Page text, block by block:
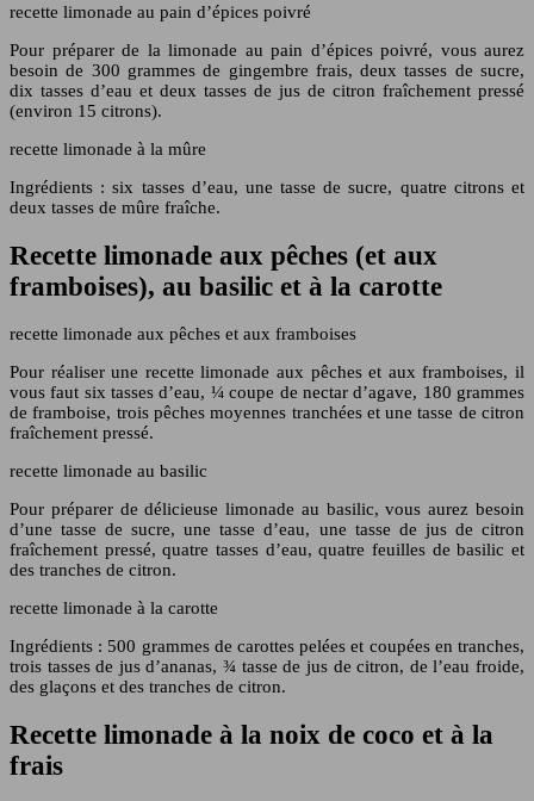
recette limonade au pain d’épices poivré
Pour préparer de la limonade au pain d’épices poivré, vous aurez
besoin de 300 grammes de gingembre frais, deux tasses de sucre,
dix tasses d’eau et deux tasses de jus de citron fraîchement pressé
(environ 15 citrons).
recette limonade à la mûre
Ingrédients : six tasses d’eau, une tasse de sucre, quatre citrons et
deux tasses de mûre fraîche.
Recette limonade aux pêches (et aux
framboises), au basilic et à la carotte
recette limonade aux pêches et aux framboises
Pour réaliser une recette limonade aux pêches et aux framboises, il
vous faut six tasses d’eau, ¼ coupe de nectar d’agave, 180 grammes
de framboise, trois pêches moyennes tranchées et une tasse de citron
fraîchement pressé.
recette limonade au basilic
Pour préparer de délicieuse limonade au basilic, vous aurez besoin
d’une tasse de sucre, une tasse d’eau, une tasse de jus de citron
fraîchement pressé, quatre tasses d’eau, quatre feuilles de basilic et
des tranches de citron.
recette limonade à la carotte
Ingrédients : 500 grammes de carottes pelées et coupées en tranches,
trois tasses de jus d’ananas, ¾ tasse de jus de citron, de l’eau froide,
des glaçons et des tranches de citron.
Recette limonade à la noix de coco et à la
frais